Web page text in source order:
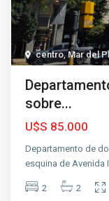
centro,Mar del
sobre...
U$S 85.000
Departamento de
esquina de Avenida
2 2